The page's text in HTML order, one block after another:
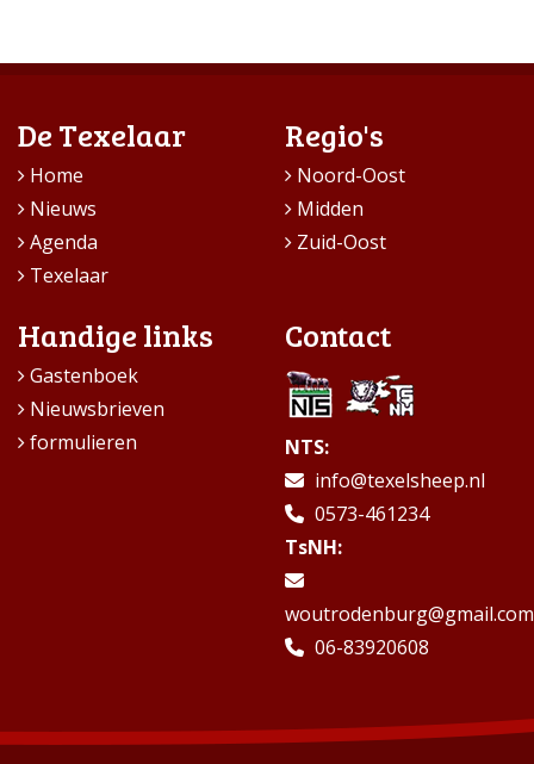
De Texelaar
Home
Nieuws
Agenda
Texelaar
Regio's
Noord-Oost
Midden
Zuid-Oost
Handige links
Gastenboek
Nieuwsbrieven
formulieren
Contact
NTS:
info@texelsheep.nl
0573-461234
TsNH:
woutrodenburg@gmail.com
06-83920608